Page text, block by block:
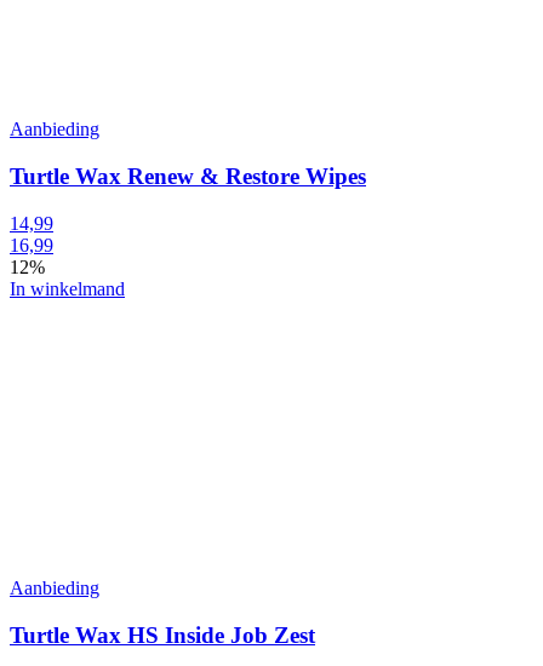
Aanbieding
Turtle Wax Renew & Restore Wipes
14,99
16,99
12%
In winkelmand
Aanbieding
Turtle Wax HS Inside Job Zest